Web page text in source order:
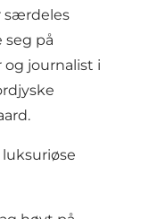
særdeles
seg på
journalist i